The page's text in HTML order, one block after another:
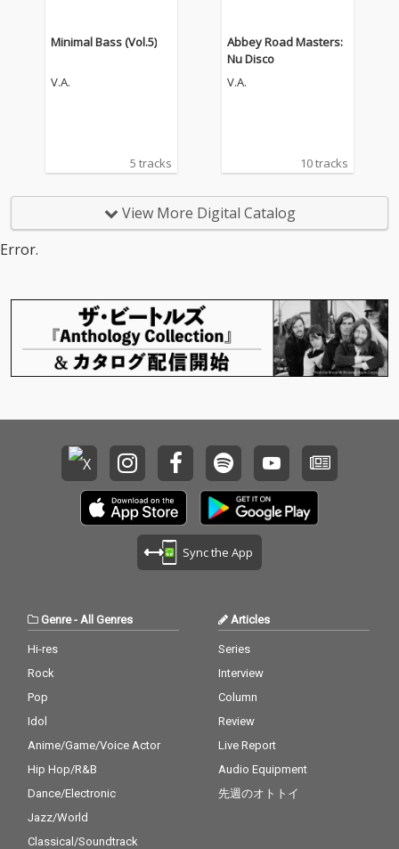
で、LOVEは“いい子”の
仮面を脱ぎ、弱さも痛
自分自身の声を取り戻
隠した黒い感情、そし
oir』は、ただ暗いだけ
いレースの向こうで、
もう一度、自分を愛す
るために。
Minimal Bass (Vol.5)
V.A.
5 tracks
Abbey Road Masters:
Nu Disco
V.A.
10 tracks
View More Digital Catalog
Error.
Sync the App
Genre- All Genres
Hi-res
Rock
Pop
Idol
Anime/Game/Voice Actor
Hip Hop/R&B
Dance/Electronic
Jazz/World
Classical/Soundtrack
Articles
Series
Interview
Column
Review
Live Report
Audio Equipment
先週のオトトイ